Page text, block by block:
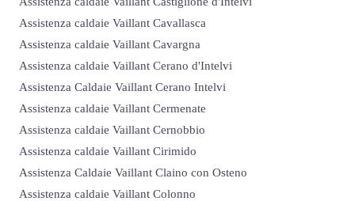
Assistenza caldaie Vaillant Cavallasca
Assistenza caldaie Vaillant Cavargna
Assistenza caldaie Vaillant Cerano d'Intelvi
Assistenza Caldaie Vaillant Cerano Intelvi
Assistenza caldaie Vaillant Cermenate
Assistenza caldaie Vaillant Cernobbio
Assistenza caldaie Vaillant Cirimido
Assistenza Caldaie Vaillant Claino con Osteno
Assistenza caldaie Vaillant Colonno